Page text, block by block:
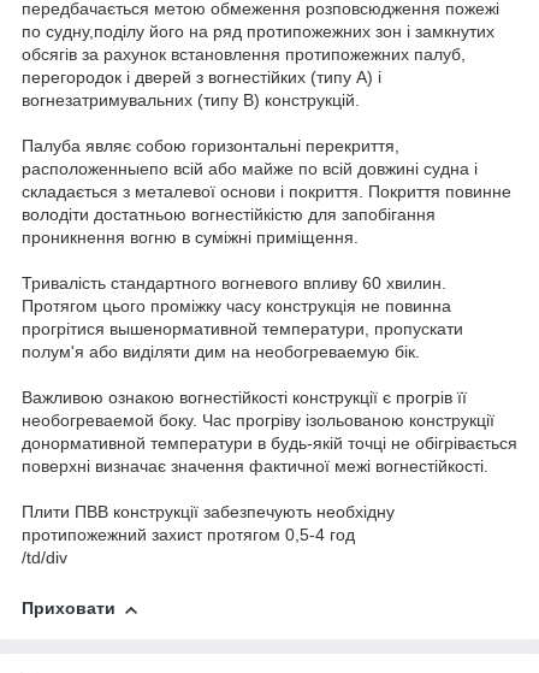
передбачається метою обмеження розповсюдження пожежі
по судну,поділу його на ряд протипожежних зон і замкнутих
обсягів за рахунок встановлення протипожежних палуб,
перегородок і дверей з вогнестійких (типу А) і
вогнезатримувальних (типу В) конструкцій.
Палуба являє собою горизонтальні перекриття,
расположенныепо всій або майже по всій довжині судна і
складається з металевої основи і покриття. Покриття повинне
володіти достатньою вогнестійкістю для запобігання
проникнення вогню в суміжні приміщення.
Тривалість стандартного вогневого впливу 60 хвилин.
Протягом цього проміжку часу конструкція не повинна
прогрітися вышенормативной температури, пропускати
полум'я або виділяти дим на необогреваемую бік.
Важливою ознакою вогнестійкості конструкції є прогрів її
необогреваемой боку. Час прогріву ізольованою конструкції
донормативной температури в будь-якій точці не обігрівається
поверхні визначає значення фактичної межі вогнестійкості.
Плити ПВВ конструкції забезпечують необхідну
протипожежний захист протягом 0,5-4 год
/td/div
Приховати